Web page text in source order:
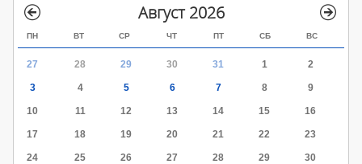
Август 2026
ПН ВТ СР ЧТ ПТ СБ ВС
27 28 29 30 31 1 2
3 4 5 6 7 8 9
10 11 12 13 14 15 16
17 18 19 20 21 22 23
24 25 26 27 28 29 30